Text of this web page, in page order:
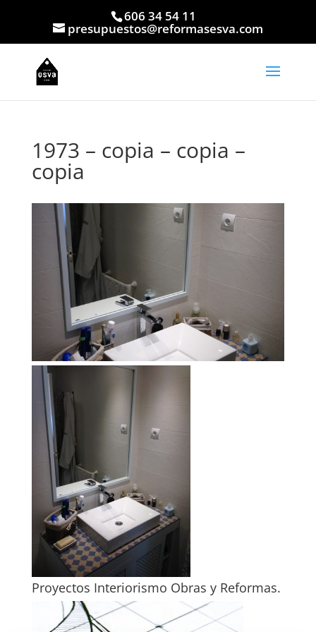
606 34 54 11
presupuestos@reformasesva.com
1973 – copia – copia –
copia
Proyectos Interiorismo Obras y Reformas.